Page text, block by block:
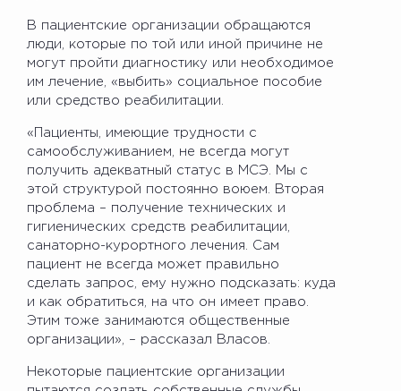
В пациентские организации обращаются
люди, которые по той или иной причине не
могут пройти диагностику или необходимое
им лечение, «выбить» социальное пособие
или средство реабилитации.
«Пациенты, имеющие трудности с
самообслуживанием, не всегда могут
получить адекватный статус в МСЭ. Мы с
этой структурой постоянно воюем. Вторая
проблема – получение технических и
гигиенических средств реабилитации,
санаторно-курортного лечения. Сам
пациент не всегда может правильно
сделать запрос, ему нужно подсказать: куда
и как обратиться, на что он имеет право.
Этим тоже занимаются общественные
организации», – рассказал Власов.
Некоторые пациентские организации